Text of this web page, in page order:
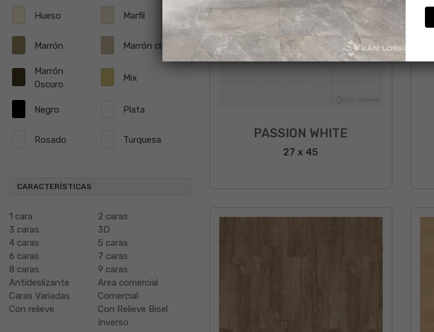
Hueso Marfil
Marrón Marrón claro
Marrón
Oscuro
Mix
Negro Plata
Rosado Turquesa
CARACTERÍSTICAS
1 cara
2 caras
3 caras
3D
4 caras
5 caras
6 caras
7 caras
8 caras
9 caras
Antideslizante
Area comercial
Caras Variadas
Comercial
Con relieve
Con Relieve Bisel
Inverso
PASSION WHITE
27 x 45